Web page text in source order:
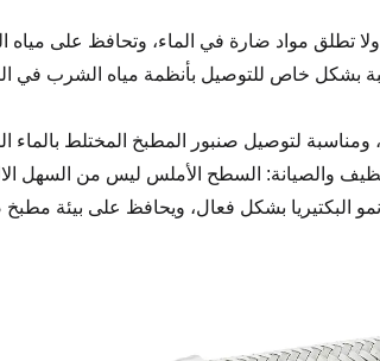
ولا تطلق مواد ضارة في الماء، وتحافظ على
بشكل خاص للتوصيل بأنظمة مياه الشرب في
ومناسبة لتوصيل صنبور المطبخ المختلط بالماء
والصيانة: السطح الأملس ليس من السهل
البكتيريا بشكل فعال، ويحافظ على بيئة